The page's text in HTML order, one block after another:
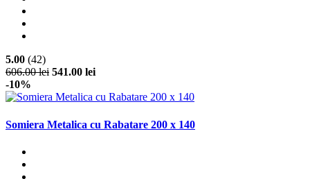
5.00 (42)
606.00 lei 541.00 lei
-10%
Somiera Metalica cu Rabatare 200 x 140